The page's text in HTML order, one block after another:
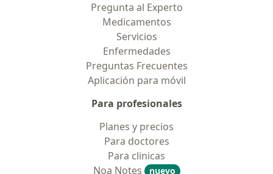
Pregunta al Experto
Medicamentos
Servicios
Enfermedades
Preguntas Frecuentes
Aplicación para móvil
Para profesionales
Planes y precios
Para doctores
Para clinicas
Noa Notes
nuevo